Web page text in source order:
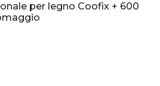
per legno Coofix + 600